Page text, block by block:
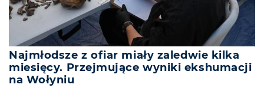
Najmłodsze z ofiar miały zaledwie kilka
miesięcy. Przejmujące wyniki ekshumacji
na Wołyniu